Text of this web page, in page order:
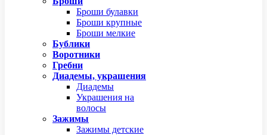
Броши булавки
Броши крупные
Броши мелкие
Бублики
Воротники
Гребни
Диадемы, украшения
Диадемы
Украшения на
волосы
Зажимы
Зажимы детские